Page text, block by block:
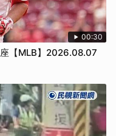
00:30
【MLB】2026.08.07